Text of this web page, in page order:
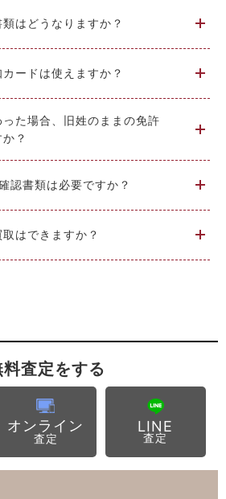
はどうなりますか？
ードは使えますか？
た場合、旧姓のままの免許
？
認書類は必要ですか？
はできますか？
料査定をする
オンライン
査定
LINE
査定